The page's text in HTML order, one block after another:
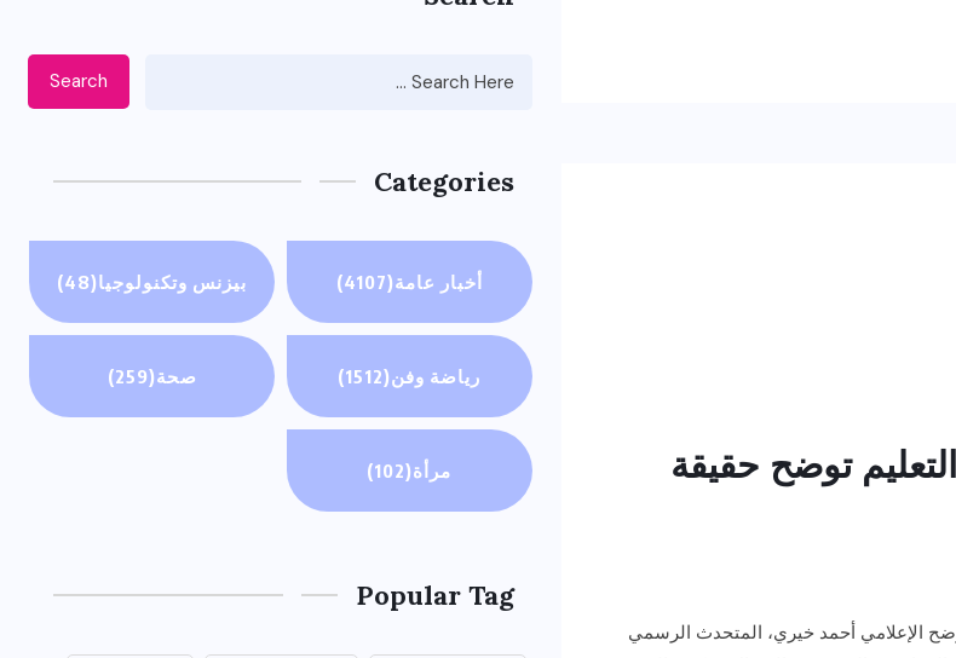
توضح حقيقة
الإعلامي أحمد خيري، المتحدث الرسمي
Search
Categories
أخبار عامة(4107) بيزنس وتكنولوجيا(48)
رياضة وفن(1512) صحة(259)
مرأة(102)
Popular Tag